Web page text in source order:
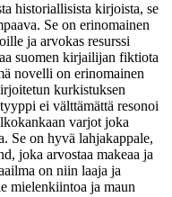
historiallisista kirjoista, se
Se on erinomainen
ja arvokas resurssi
suomen kirjailijan fiktiota
novelli on erinomainen
kurkistuksen
ei välttämättä resonoi
varjot joka
Se on hyvä lahjakappale,
joka arvostaa makeaa ja
on niin laaja ja
mielenkiintoa ja maun